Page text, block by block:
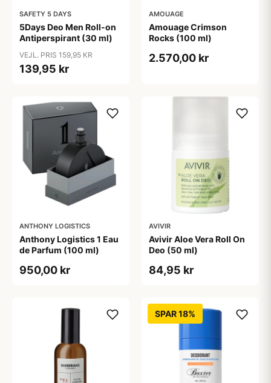
SAFETY 5 DAYS
5Days Deo Men Roll-on
Antiperspirant (30 ml)
VEJL. PRIS 159,95 KR
139,95 kr
AMOUAGE
Amouage Crimson
Rocks (100 ml)
2.570,00 kr
ANTHONY LOGISTICS
Anthony Logistics 1 Eau
de Parfum (100 ml)
950,00 kr
AVIVIR
Avivir Aloe Vera Roll On
Deo (50 ml)
84,95 kr
SPAR 18%